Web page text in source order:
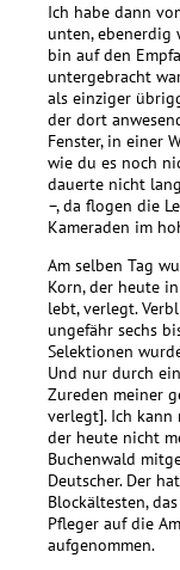
Ich habe dann
unten, ebenerdig
bin auf den
untergebracht
als einziger
der dort
Fenster, in einer
wie du es noch
dauerte nicht
–, da flogen die
Kameraden im
Am selben Tag
Korn, der heute
lebt, verlegt.
ungefähr sechs
Selektionen
Und nur durch
Zureden meiner
verlegt]. Ich kann
der heute nicht
Buchenwald
Deutscher. Der
Blockältesten,
Pfleger auf die
aufgenommen.